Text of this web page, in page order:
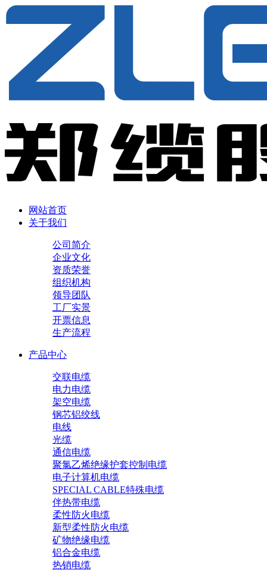
网站首页
关于我们
公司简介
企业文化
资质荣誉
组织机构
领导团队
工厂实景
开票信息
生产流程
产品中心
交联电缆
电力电缆
架空电缆
钢芯铝绞线
电线
光缆
通信电缆
聚氯乙烯绝缘护套控制电缆
电子计算机电缆
SPECIAL CABLE特殊电缆
伴热带电缆
柔性防火电缆
新型柔性防火电缆
矿物绝缘电缆
铝合金电缆
热销电缆